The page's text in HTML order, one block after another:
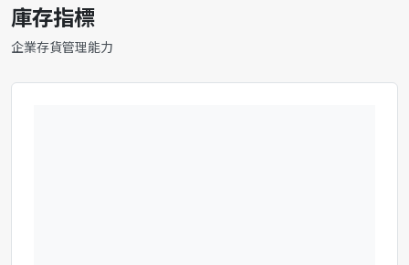
庫存指標
企業存貨管理能力